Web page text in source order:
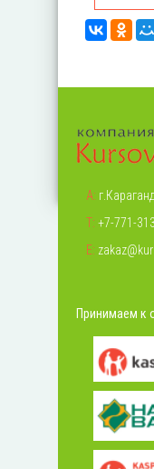
А:
Т: +7-771-
Е:
Принимаем к